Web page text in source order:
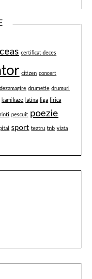
ceas certificat deces
citizen concert
dezamagire drumetie drumuri
kamikaze latina liga lirica
pescuit poezie
sport teatru tnb viata